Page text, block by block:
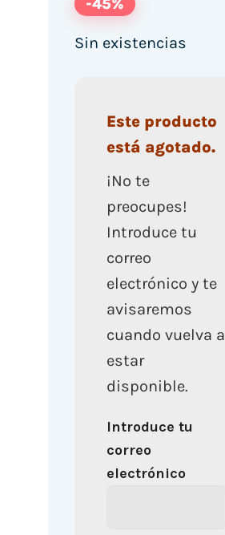
Sin existencias
Este producto
está agotado.
¡No te
preocupes!
Introduce tu
correo
electrónico y te
avisaremos
cuando vuelva a
estar
disponible.
Introduce tu
correo
electrónico